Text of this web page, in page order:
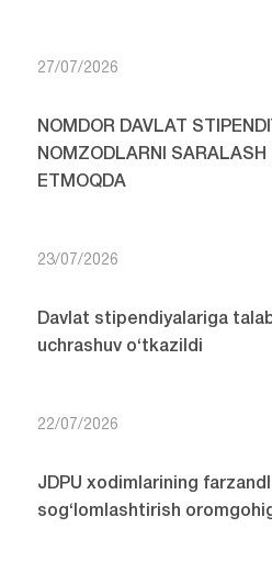
27/07/2026
NOMDOR DAVLAT
NOMZODLARNI SARALASH
ETMOQDA
23/07/2026
Davlat stipendiyalariga
uchrashuv o‘tkazildi
22/07/2026
JDPU xodimlarining
sog‘lomlashtirish